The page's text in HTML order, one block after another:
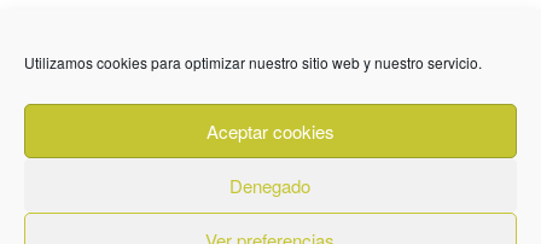
Utilizamos cookies para optimizar nuestro sitio web y nuestro servicio.
Aceptar cookies
Denegado
636 01 61 85
Fuente Palmera
info @ fuentepalmerainformacion.es
Privacidad Aviso legal
Cookies
Quiénes Somos
Contacto